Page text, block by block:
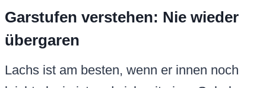
Garstufen verstehen: Nie wieder
übergaren
Lachs ist am besten, wenn er innen noch